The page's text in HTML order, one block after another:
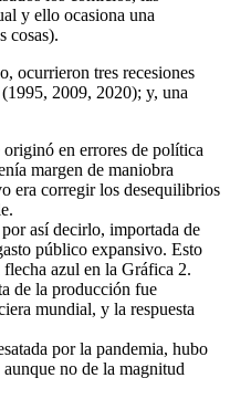
y ello ocasiona una
cosas).
ocurrieron tres recesiones
2009, 2020); y, una
en errores de política
margen de maniobra
era corregir los desequilibrios
así decirlo, importada de
público expansivo. Esto
flecha azul en la Gráfica 2.
de la producción fue
mundial, y la respuesta
por la pandemia, hubo
no de la magnitud